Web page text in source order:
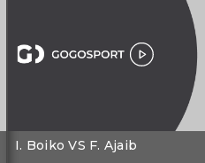
I. Boiko VS F. Ajaib